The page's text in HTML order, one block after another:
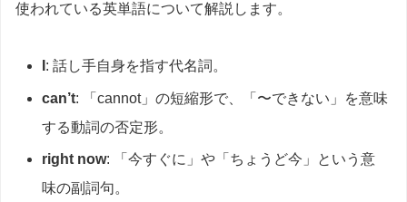
使われている英単語について解説します。
: 話し手自身を指す代名詞。
can’t: 「cannot」の短縮形で、「〜できない」を意味
する動詞の否定形。
right now: 「今すぐに」や「ちょうど今」という意
味の副詞句。